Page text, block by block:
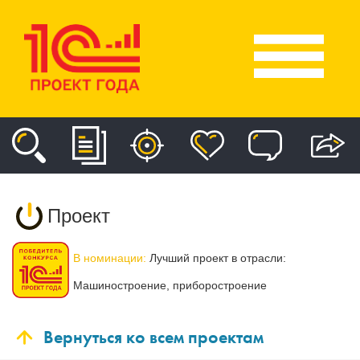
Проект
В номинации: Лучший проект в отрасли:
Машиностроение, приборостроение
Вернуться ко всем проектам